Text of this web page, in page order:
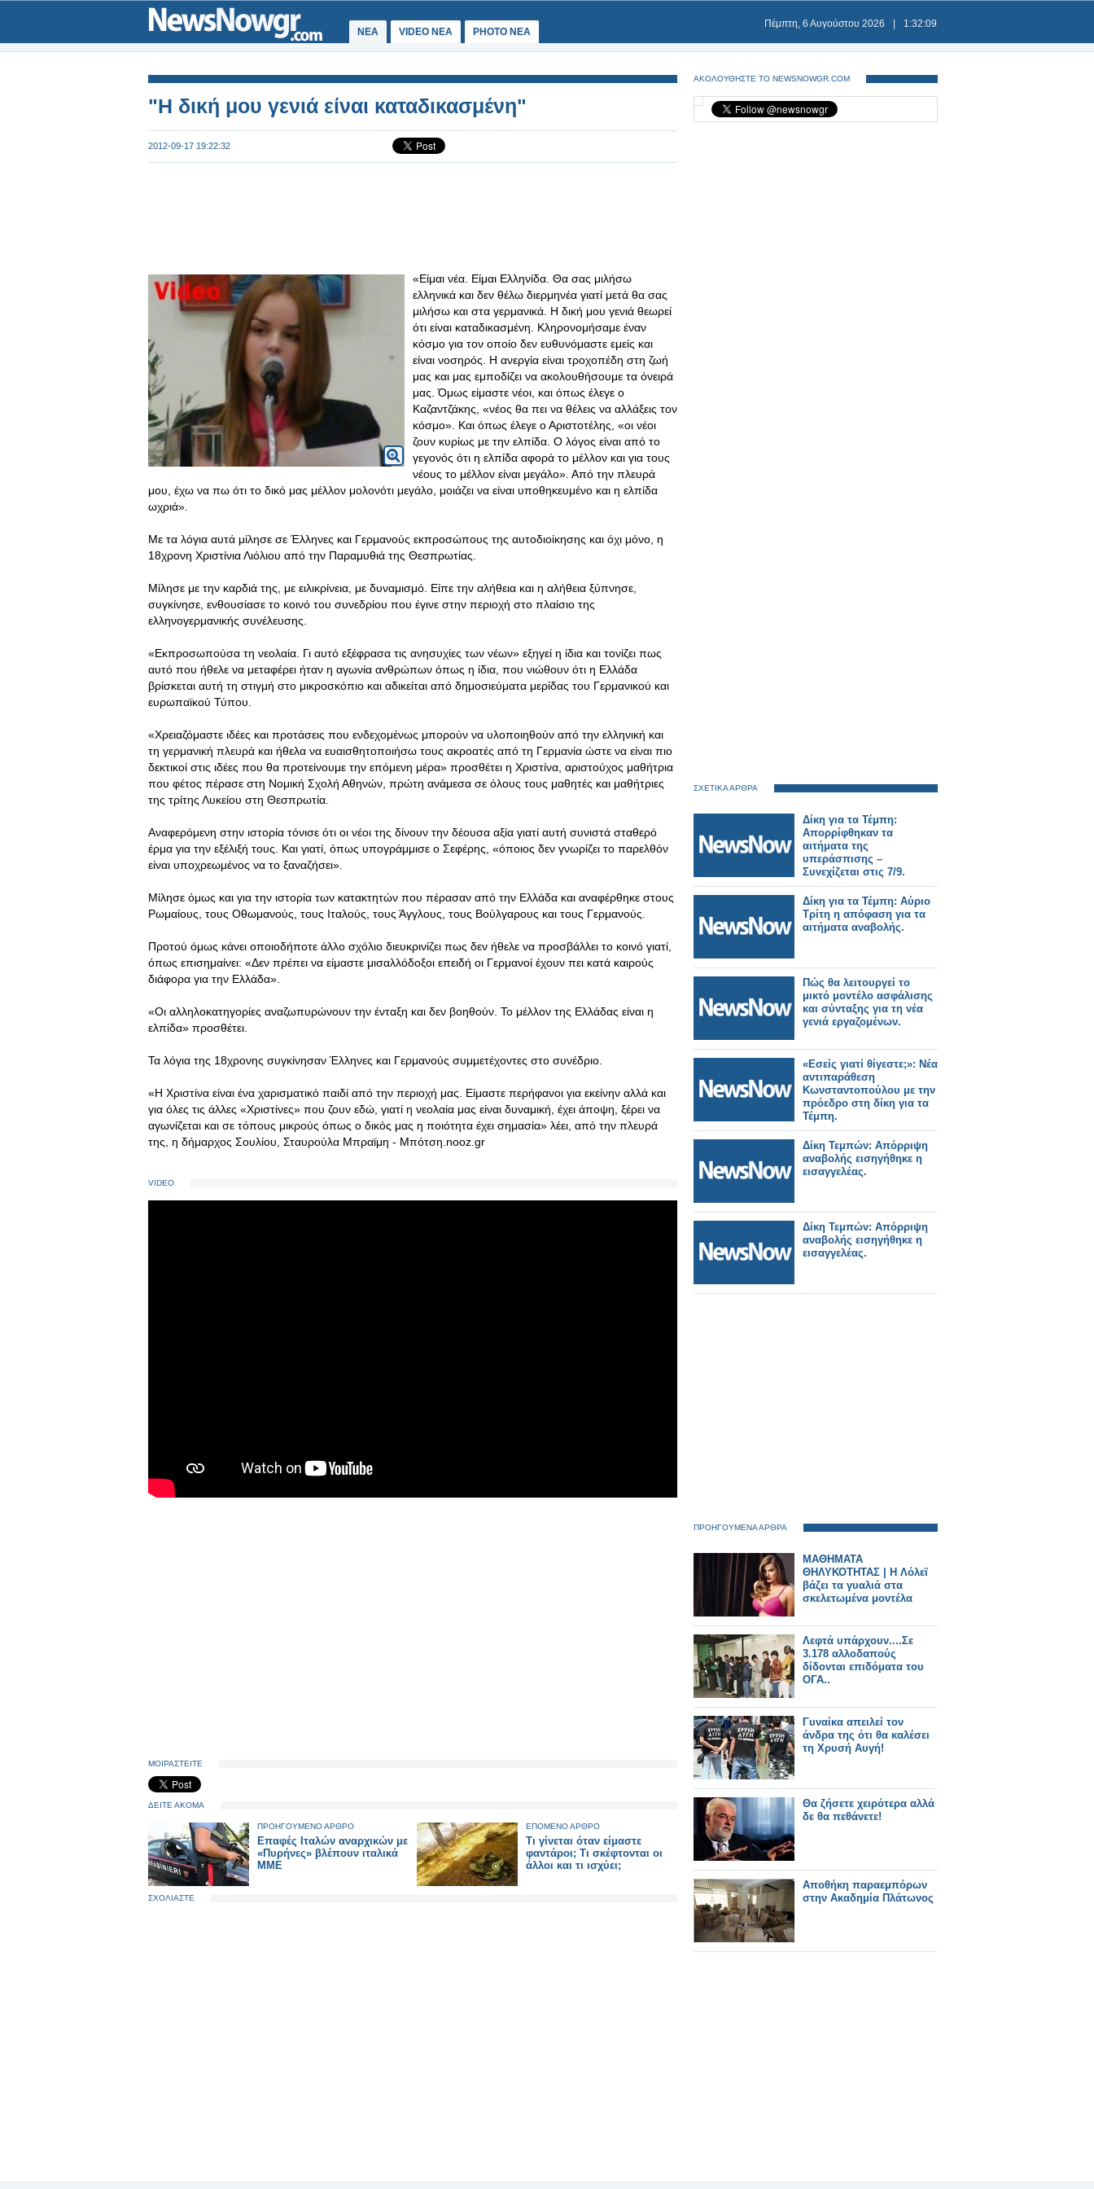
ΝΕΑ VIDEO NEA PHOTO NEA
Πέμπτη, 6 Αυγούστου 2026 1:32:10
"Η δική μου γενιά είναι καταδικασμένη"
2012-09-17 19:22:32
«Είμαι νέα. Είμαι Ελληνίδα. Θα σας μιλήσω
ελληνικά και δεν θέλω διερμηνέα γιατί μετά θα σας
μιλήσω και στα γερμανικά. Η δική μου γενιά θεωρεί
ότι είναι καταδικασμένη. Κληρονομήσαμε έναν
κόσμο για τον οποίο δεν ευθυνόμαστε εμείς και
είναι νοσηρός. Η ανεργία είναι τροχοπέδη στη ζωή
μας και μας εμποδίζει να ακολουθήσουμε τα όνειρά
μας. Όμως είμαστε νέοι, και όπως έλεγε ο
Καζαντζάκης, «νέος θα πει να θέλεις να αλλάξεις τον
κόσμο». Και όπως έλεγε ο Αριστοτέλης, «οι νέοι
ζουν κυρίως με την ελπίδα. Ο λόγος είναι από το
γεγονός ότι η ελπίδα αφορά το μέλλον και για τους
νέους το μέλλον είναι μεγάλο». Από την πλευρά
μου, έχω να πω ότι το δικό μας μέλλον μολονότι μεγάλο, μοιάζει να είναι υποθηκευμένο και η ελπίδα
ωχριά».
Με τα λόγια αυτά μίλησε σε Έλληνες και Γερμανούς εκπροσώπους της αυτοδιοίκησης και όχι μόνο, η
18χρονη Χριστίνια Λιόλιου από την Παραμυθιά της Θεσπρωτίας.
Μίλησε με την καρδιά της, με ειλικρίνεια, με δυναμισμό. Είπε την αλήθεια και η αλήθεια ξύπνησε,
συγκίνησε, ενθουσίασε το κοινό του συνεδρίου που έγινε στην περιοχή στο πλαίσιο της
ελληνογερμανικής συνέλευσης.
«Εκπροσωπούσα τη νεολαία. Γι αυτό εξέφρασα τις ανησυχίες των νέων» εξηγεί η ίδια και τονίζει πως
αυτό που ήθελε να μεταφέρει ήταν η αγωνία ανθρώπων όπως η ίδια, που νιώθουν ότι η Ελλάδα
βρίσκεται αυτή τη στιγμή στο μικροσκόπιο και αδικείται από δημοσιεύματα μερίδας του Γερμανικού και
ευρωπαϊκού Τύπου.
«Χρειαζόμαστε ιδέες και προτάσεις που ενδεχομένως μπορούν να υλοποιηθούν από την ελληνική και
τη γερμανική πλευρά και ήθελα να ευαισθητοποιήσω τους ακροατές από τη Γερμανία ώστε να είναι πιο
δεκτικοί στις ιδέες που θα προτείνουμε την επόμενη μέρα» προσθέτει η Χριστίνα, αριστούχος μαθήτρια
που φέτος πέρασε στη Νομική Σχολή Αθηνών, πρώτη ανάμεσα σε όλους τους μαθητές και μαθήτριες
της τρίτης Λυκείου στη Θεσπρωτία.
Αναφερόμενη στην ιστορία τόνισε ότι οι νέοι της δίνουν την δέουσα αξία γιατί αυτή συνιστά σταθερό
έρμα για την εξέλιξή τους. Και γιατί, όπως υπογράμμισε ο Σεφέρης, «όποιος δεν γνωρίζει το παρελθόν
είναι υποχρεωμένος να το ξαναζήσει».
Μίλησε όμως και για την ιστορία των κατακτητών που πέρασαν από την Ελλάδα και αναφέρθηκε στους
Ρωμαίους, τους Οθωμανούς, τους Ιταλούς, τους Άγγλους, τους Βούλγαρους και τους Γερμανούς.
Προτού όμως κάνει οποιοδήποτε άλλο σχόλιο διευκρινίζει πως δεν ήθελε να προσβάλλει το κοινό γιατί,
όπως επισημαίνει: «Δεν πρέπει να είμαστε μισαλλόδοξοι επειδή οι Γερμανοί έχουν πει κατά καιρούς
διάφορα για την Ελλάδα».
«Οι αλληλοκατηγορίες αναζωπυρώνουν την ένταξη και δεν βοηθούν. Το μέλλον της Ελλάδας είναι η
ελπίδα» προσθέτει.
Τα λόγια της 18χρονης συγκίνησαν Έλληνες και Γερμανούς συμμετέχοντες στο συνέδριο.
«Η Χριστίνα είναι ένα χαρισματικό παιδί από την περιοχή μας. Είμαστε περήφανοι για εκείνην αλλά και
για όλες τις άλλες «Χριστίνες» που ζουν εδώ, γιατί η νεολαία μας είναι δυναμική, έχει άποψη, ξέρει να
αγωνίζεται και σε τόπους μικρούς όπως ο δικός μας η ποιότητα έχει σημασία» λέει, από την πλευρά
της, η δήμαρχος Σουλίου, Σταυρούλα Μπραϊμη - Μπότση.nooz.gr
VIDEO
ΜΟΙΡΑΣΤΕΙΤΕ
ΔΕΙΤΕ ΑΚΟΜΑ
ΠΡΟΗΓΟΥΜΕΝΟ ΑΡΘΡΟ
Επαφές Ιταλών αναρχικών με
«Πυρήνες» βλέπουν ιταλικά
ΜΜΕ
ΕΠΟΜΕΝΟ ΑΡΘΡΟ
Τι γίνεται όταν είμαστε
φαντάροι; Τι σκέφτονται οι
άλλοι και τι ισχύει;
ΣΧΟΛΙΑΣΤΕ
ΑΚΟΛΟΥΘΗΣΤΕ ΤΟ NEWSNOWGR.COM
ΣΧΕΤΙΚΑ ΑΡΘΡΑ
Δίκη για τα Τέμπη:
Απορρίφθηκαν τα
αιτήματα της
υπεράσπισης –
Συνεχίζεται στις 7/9.
Δίκη για τα Τέμπη: Αύριο
Τρίτη η απόφαση για τα
αιτήματα αναβολής.
Πώς θα λειτουργεί το
μικτό μοντέλο ασφάλισης
και σύνταξης για τη νέα
γενιά εργαζομένων.
«Εσείς γιατί θίγεστε;»: Νέα
αντιπαράθεση
Κωνσταντοπούλου με την
πρόεδρο στη δίκη για τα
Τέμπη.
Δίκη Τεμπών: Απόρριψη
αναβολής εισηγήθηκε η
εισαγγελέας.
Δίκη Τεμπών: Απόρριψη
αναβολής εισηγήθηκε η
εισαγγελέας.
ΠΡΟΗΓΟΥΜΕΝΑ ΑΡΘΡΑ
ΜΑΘΗΜΑΤΑ
ΘΗΛΥΚΟΤΗΤΑΣ | Η Λόλεϊ
βάζει τα γυαλιά στα
σκελετωμένα μοντέλα
Λεφτά υπάρχουν....Σε
3.178 αλλοδαπούς
δίδονται επιδόματα του
ΟΓΑ..
Γυναίκα απειλεί τον
άνδρα της ότι θα καλέσει
τη Χρυσή Αυγή!
Θα ζήσετε χειρότερα αλλά
δε θα πεθάνετε!
Αποθήκη παραεμπόρων
στην Ακαδημία Πλάτωνος